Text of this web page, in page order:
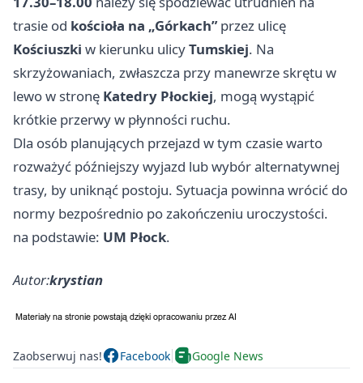
trasie od kościoła na „Górkach”przez ulicę
Kościuszki w kierunku ulicyTumskiej. Na
skrzyżowaniach, zwłaszcza przy manewrze skrętu w
lewo w stronę Katedry Płockiej, mogą wystąpić
krótkie przerwy w płynności ruchu.
Dla osób planujących przejazd w tym czasie warto
rozważyć późniejszy wyjazd lub wybór alternatywnej
trasy, by uniknąć postoju. Sytuacja powinna wrócić do
normy bezpośrednio po zakończeniu uroczystości.
na podstawie: UM Płock.
Autor:krystian
Zaobserwuj nas! Facebook Google News